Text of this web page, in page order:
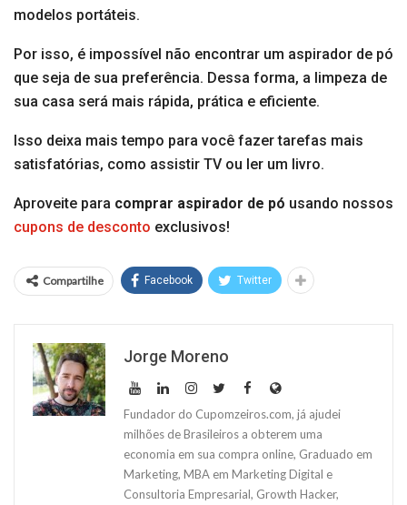
modelos portáteis.
Por isso, é impossível não encontrar um aspirador de pó
que seja de sua preferência. Dessa forma, a limpeza de
sua casa será mais rápida, prática e eficiente.
Isso deixa mais tempo para você fazer tarefas mais
satisfatórias, como assistir TV ou ler um livro.
Aproveite para comprar aspirador de pó usando nossos
cupons de desconto exclusivos!
Compartilhe Facebook Twitter
Jorge Moreno
Fundador do Cupomzeiros.com, já ajudei
milhões de Brasileiros a obterem uma
economia em sua compra online, Graduado em
Marketing, MBA em Marketing Digital e
Consultoria Empresarial, Growth Hacker,